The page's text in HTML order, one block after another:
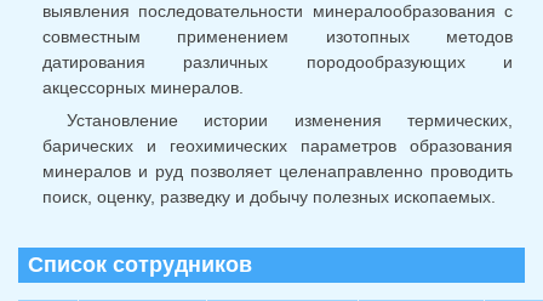
выявления последовательности минералообразования с
совместным применением изотопных методов
датирования различных породообразующих и
акцессорных минералов.
Установление истории изменения термических,
барических и геохимических параметров образования
минералов и руд позволяет целенаправленно проводить
поиск, оценку, разведку и добычу полезных ископаемых.
Список сотрудников